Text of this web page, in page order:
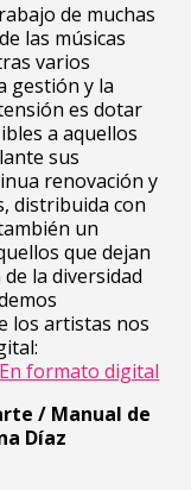
de muchas
las músicas
varios
gestión y la
es dotar
a aquellos
sus
renovación y
distribuida con
un
que dejan
la diversidad
los artistas nos
formato digital
/ Manual de
Díaz